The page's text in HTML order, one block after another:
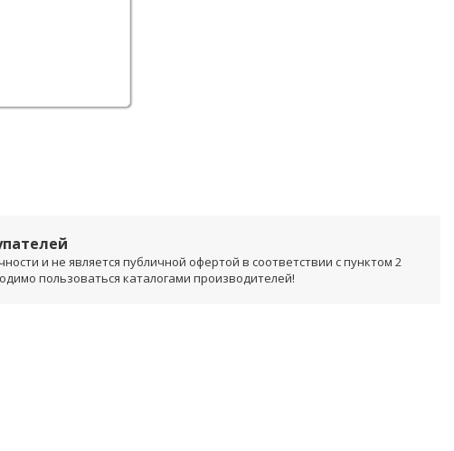
и не является публичной офертой в соответствии с пунктом 2
пользоваться каталогами производителей!